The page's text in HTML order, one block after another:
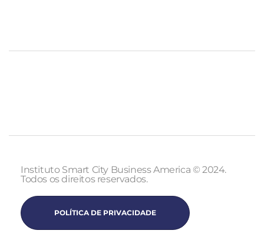
Instituto Smart City Business America © 2024.
Todos os direitos reservados.
POLÍTICA DE PRIVACIDADE